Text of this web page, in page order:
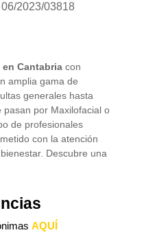
06/2023/03818
Cantabriacon
amplia gama de
generales hasta
por Maxilofacial o
de profesionales
con la atención
Descubre una
AQUÍ